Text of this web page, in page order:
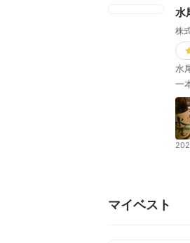
水
株
水
一
マイベスト